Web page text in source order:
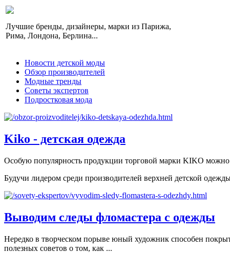
Лучшие бренды, дизайнеры, марки из Парижа,
Рима, Лондона, Берлина...
Новости детской моды
Обзор производителей
Модные тренды
Советы экспертов
Подростковая мода
Kiko - детская одежда
Особую популярность продукции торговой марки KIKO
Будучи лидером среди производителей верхней детской
Выводим следы фломастера с одежды
Нередко в творческом порыве юный художник способен
полезных советов о том, как ...